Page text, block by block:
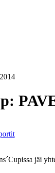
jäi